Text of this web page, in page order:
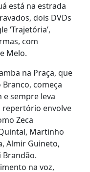
está na estrada
dois DVDs
‘Trajetória’,
com
Melo.
na Praça, que
começa
e sempre leva
repertório envolve
Zeca
Martinho
Almir Guineto,
Brandão.
na voz,